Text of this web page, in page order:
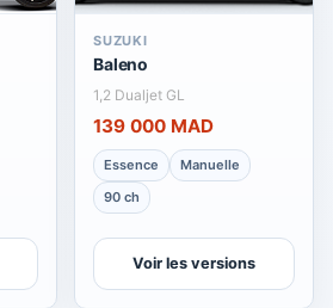
SUZUKI
Baleno
1,2 Dualjet GL
139 000 MAD
Essence
Manuelle
90 ch
Voir les versions